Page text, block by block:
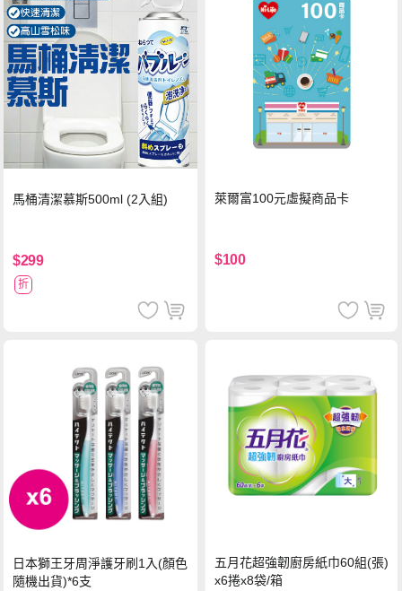
馬桶清潔慕斯500ml (2入組)
$299
折
萊爾富100元虛擬商品卡
$100
日本獅王牙周淨護牙刷1入(顏色
隨機出貨)*6支
五月花超強韌廚房紙巾60組(張)
x6捲x8袋/箱